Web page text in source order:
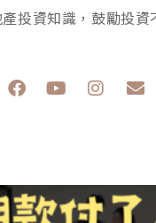
投資知識，鼓勵投資
F
a
o
k
Y
e
I
r
a
E
p
e